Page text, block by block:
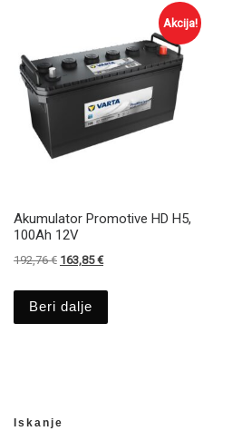
Akcija!
Akumulator Promotive HD H5,
100Ah 12V
192,76€ Izvirna cena je bila: 192,76 €.
163,85€Trenutna cena je: 163,85 €.
Beri dalje
Iskanje